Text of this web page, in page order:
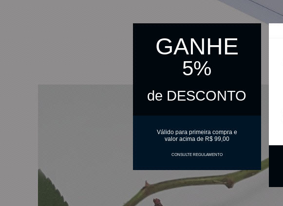
GANHE
5%
de DESCONTO
Válido para primeira compra e
valor acima de R$ 99,00
CONSULTE REGULAMENTO